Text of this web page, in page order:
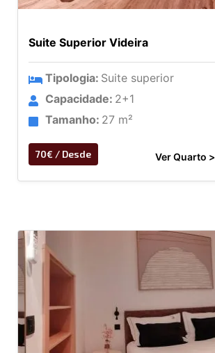
Suite Superior Videira
Tipologia: Suite superior
Capacidade: 2+1
Tamanho: 27 m²
70€ / Desde Ver Quarto >